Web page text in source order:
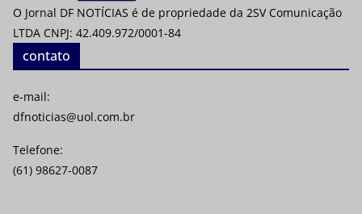
O Jornal DF NOTÍCIAS é de propriedade da 2SV Comunicação
LTDA CNPJ: 42.409.972/0001-84
contato
e-mail:
dfnoticias@uol.com.br
Telefone:
(61) 98627-0087